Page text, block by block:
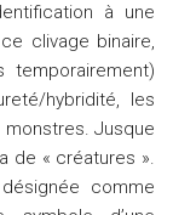
à une
clivage binaire,
temporairement)
hybridité, les
monstres. Jusque
de « créatures ».
comme